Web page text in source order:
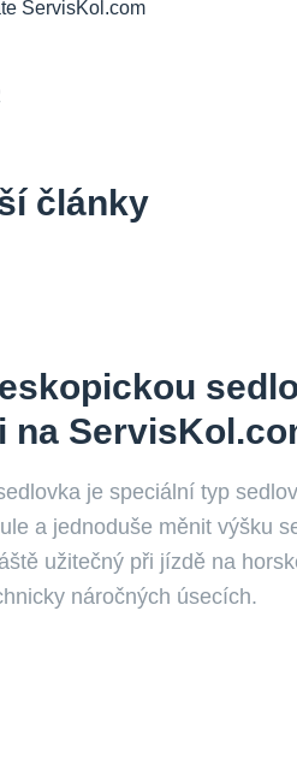
ServisKol.com
články
na
je speciální typ
a jednoduše měnit výšku
užitečný při jízdě na
náročných úsecích.